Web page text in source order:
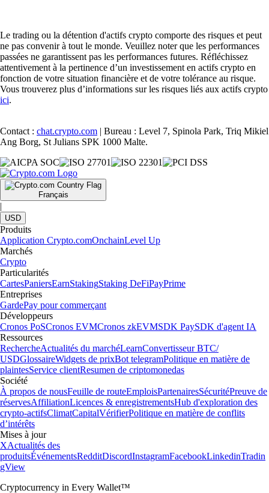
Le trading ou la détention d'actifs crypto comporte des risques et peut
ne pas convenir à tout le monde. Veuillez noter que les performances
passées ne garantissent pas les performances futures. Réfléchissez
attentivement à la pertinence d’un investissement en actifs crypto en
fonction de votre situation financière et de votre tolérance au risque.
Vous trouverez plus d’informations sur les risques liés aux actifs crypto
ici.
Contact : chat.crypto.com | Bureau : Level 7, Spinola Park, Triq Mikiel
Ang Borg, St Julians SPK 1000 Malte.
Français
|
USD
Produits
Application Crypto.comOnchainLevel Up
Marchés
Crypto
Particularités
CartesPaniersEarnStakingStaking DeFiPayPrime
Entreprises
GardePay pour commerçant
Développeurs
Cronos PoSCronos EVMCronos zkEVMSDK PaySDK d'agent IA
Ressources
RechercheActualités du marchéLearnConvertisseur BTC/
USDGlossaireWidgets de prixBot telegramPolitique en matière de
plaintesService clientResumen de criptomonedas
Société
À propos de nousFeuille de routeEmploisPartenairesSécuritéPreuve de
réservesAffiliationLicences & enregistrementsHub d'exploration des
crypto-actifsClimatCapitalVérifierPolitique en matière de conflits
d’intérêts
Mises à jour
XActualités des
produitsÉvénementsRedditDiscordInstagramFacebookLinkedinTradin
gView
Cryptocurrency in Every Wallet™